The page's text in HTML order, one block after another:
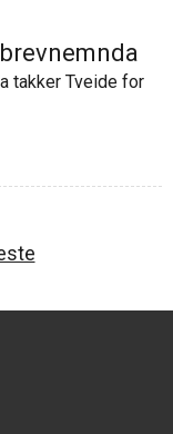
takker Tveide for